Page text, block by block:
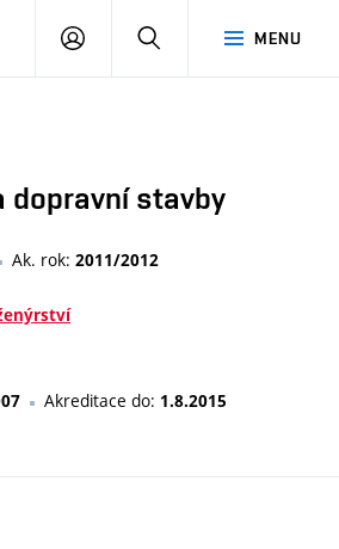
MENU
PŘIHLÁSIT
dopravní stavby
Ak. rok: 2011/2012
Akreditace do: 1.8.2015